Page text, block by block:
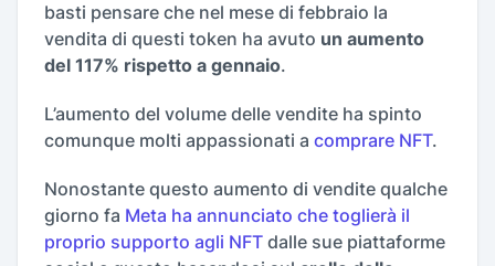
basti pensare che nel mese di febbraio la
vendita di questi token ha avuto un aumento
del 117% rispetto a gennaio.
L’aumento del volume delle vendite ha spinto
comunque molti appassionati a comprare NFT.
Nonostante questo aumento di vendite qualche
giorno fa Meta ha annunciato che toglierà il
proprio supporto agli NFT dalle sue piattaforme